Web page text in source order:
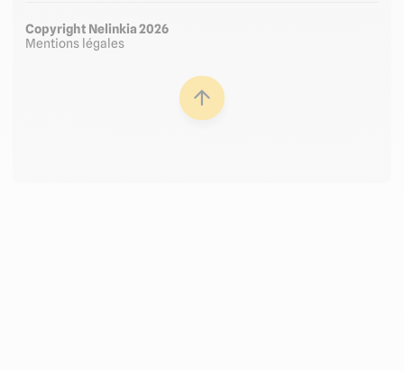
Copyright Nelinkia 2026
Mentions légales